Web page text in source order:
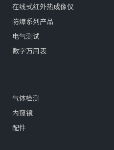
在线式红外热成像仪
防爆系列产品
电气测试
数字万用表
气体检测
内窥镜
配件